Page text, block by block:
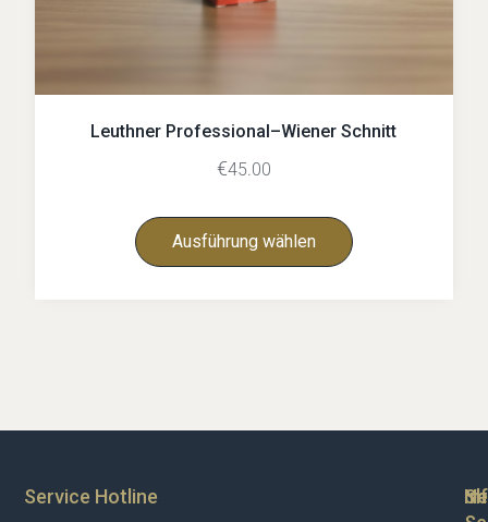
Leuthner Professional–Wiener Schnitt
€45.00
Ausführung wählen
Service Hotline